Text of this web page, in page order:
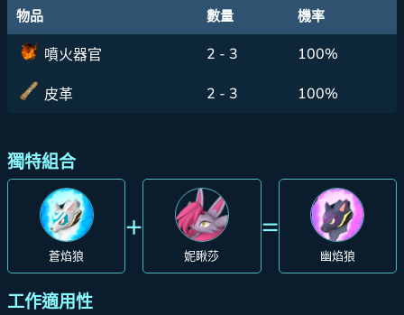
物品 數量 機率
噴火器官 2 - 3 100%
皮革 2 - 3 100%
獨特組合
蒼焰狼
+
妮瞅莎
=
幽焰狼
工作適用性